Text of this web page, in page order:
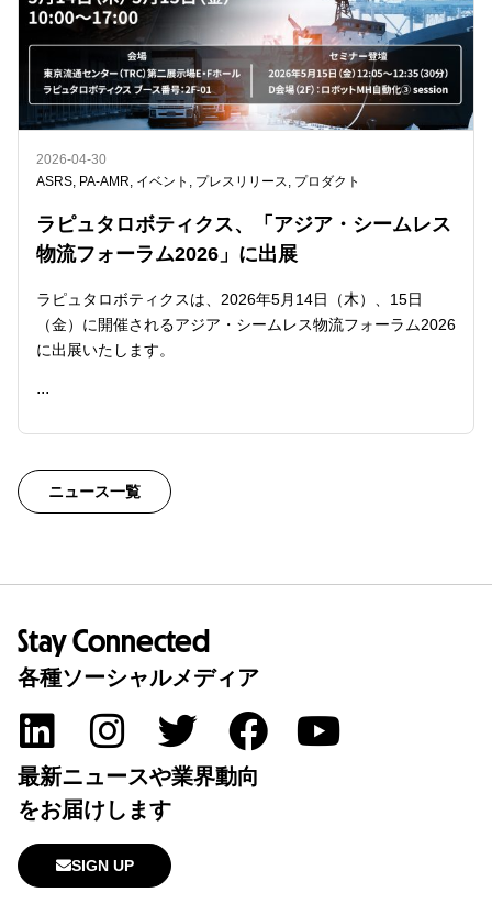
2026-04-30
ASRS, PA-AMR, イベント , プレスリリース, プロダクト
ラピュタロボティクス、「アジア・シームレス
物流フォーラム2026」に出展
ラピュタロボティクスは、2026年5月14日（木）、15日
（金）に開催されるアジア・シームレス物流フォーラム2026
に出展いたします。
...
READ ME
ニュース一覧
Stay Connected
各種ソーシャルメディア
最新ニュースや業界動向
をお届けします
SIGN UP